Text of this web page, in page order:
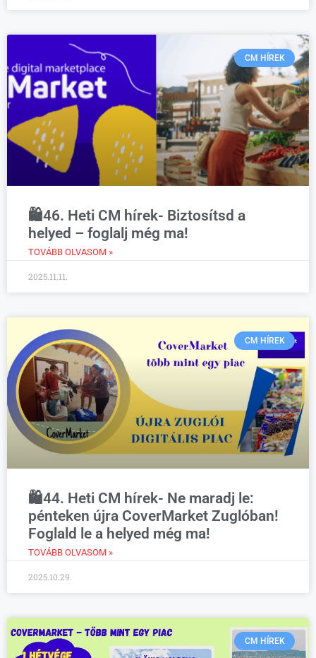
CM HÍREK
🛍️46. Heti CM hírek- Biztosítsd a
helyed – foglalj még ma!
TOVÁBB OLVASOM »
2025.11.11.
CM HÍREK
🛍️44. Heti CM hírek- Ne maradj le:
pénteken újra CoverMarket Zuglóban!
Foglald le a helyed még ma!
TOVÁBB OLVASOM »
2025.10.29.
CM HÍREK